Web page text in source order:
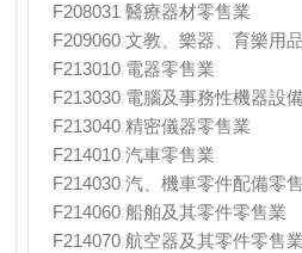
F208031 醫療器材零售業
F209060 文教、樂器、育樂用
F213010 電器零售業
F213030 電腦及事務性機器設
F213040 精密儀器零售業
F214010 汽車零售業
F214030 汽、機車零件配備零
F214060 船舶及其零件零售業
F214070 航空器及其零件零售業